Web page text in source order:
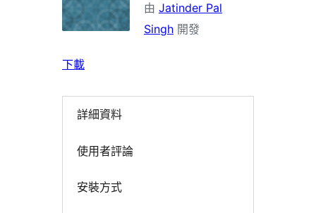
由 Jatinder Pal
Singh 開發
下載
詳細資料
使用者評論
安裝方式